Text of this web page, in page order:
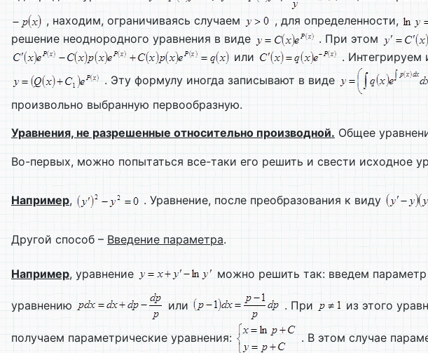
, находим, ограничиваясь случаем
, для определенности,
решение неоднородного уравнения в виде
. При этом
или
. Интегрируем
. Эту формулу иногда записывают в виде
произвольно выбранную первообразную.
Уравнения, не разрешенные относительно производной. Общее
Во-первых, можно попытаться все-таки его решить и свести исходное
Например, . Уравнение, после преобразования к виду
Другой способ – Введение параметра.
Например, уравнение можно решить так: введем параметр
уравнению или . При из этого
получаем параметрические уравнения: . В этом случае